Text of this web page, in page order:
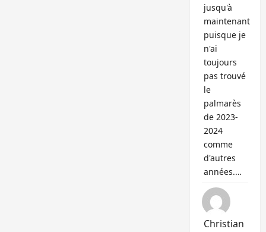
jusqu'à
maintenant
puisque je
n'ai
toujours
pas trouvé
le
palmarès
de 2023-
2024
comme
d'autres
années.…
Christian